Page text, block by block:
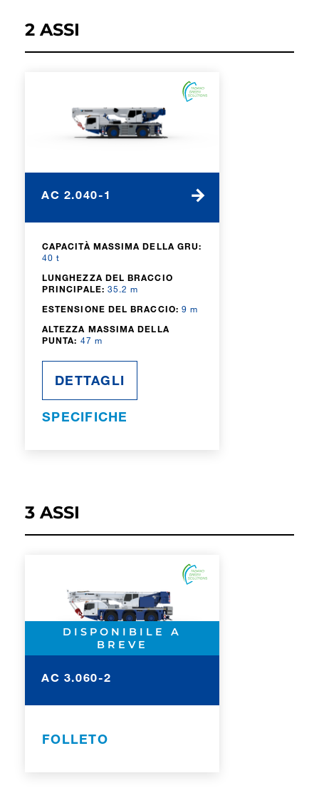
2 ASSI
AC 2.040-1
CAPACITÀ MASSIMA DELLA GRU:
40 t
LUNGHEZZA DEL BRACCIO
PRINCIPALE: 35.2 m
ESTENSIONE DEL BRACCIO: 9 m
ALTEZZA MASSIMA DELLA
PUNTA: 47 m
DETTAGLI
SPECIFICHE
3 ASSI
DISPONIBILE A
BREVE
AC 3.060-2
FOLLETO